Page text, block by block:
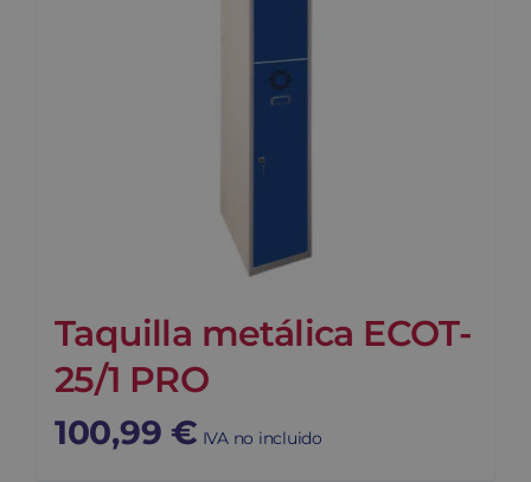
Taquilla metálica ECOT-
25/1 PRO
100,99 € IVA no incluido